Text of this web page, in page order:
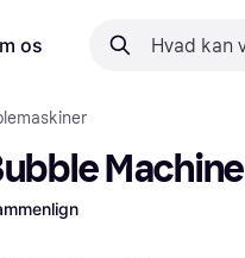
os
Machine